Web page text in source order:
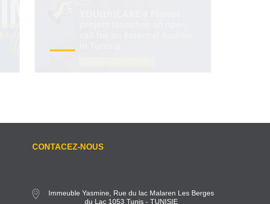
CONTACEZ-NOUS
Immeuble Yasmine, Rue du lac Malaren Les Berges
du Lac 1053 Tunis - TUNISIE